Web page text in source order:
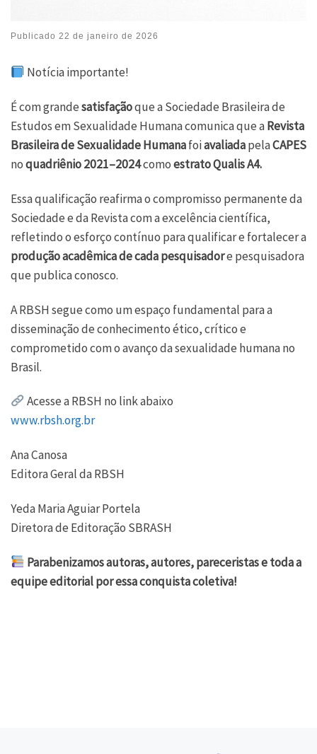
Publicado 22 de janeiro de 2026
Notícia importante!
É com grandesatisfaçãoque a Sociedade Brasileira de
Estudos em Sexualidade Humana comunica que aRevista
Brasileira de Sexualidade HumanafoiavaliadapelaCAPES
noquadriênio 2021–2024comoestrato Qualis A4.
Essa qualificação reafirma o compromisso permanente da
Sociedade e da Revista com a excelência científica,
refletindo o esforço contínuo para qualificar e fortalecer a
produção acadêmica de cada pesquisadore pesquisadora
que publica conosco.
A RBSH segue como um espaço fundamental para a
disseminação de conhecimento ético, crítico e
comprometido com o avanço da sexualidade humana no
Brasil.
Acesse a RBSH no link abaixo
www.rbsh.org.br
Ana Canosa
Editora Geral da RBSH
Yeda Maria Aguiar Portela
Diretora de Editoração SBRASH
Parabenizamos autoras, autores, pareceristas e toda a
equipe editorial por essa conquista coletiva!